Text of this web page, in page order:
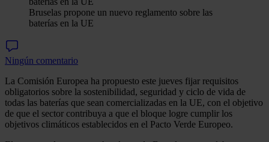
Bruselas propone un nuevo reglamento sobre las
baterías en la UE
Ningún comentario
La Comisión Europea ha propuesto este jueves fijar requisitos
obligatorios sobre la sostenibilidad, seguridad y ciclo de vida de
todas las baterías que sean comercializadas en la UE, con el objetivo
de que el sector contribuya a que el bloque logre cumplir los
objetivos climáticos establecidos en el Pacto Verde Europeo.